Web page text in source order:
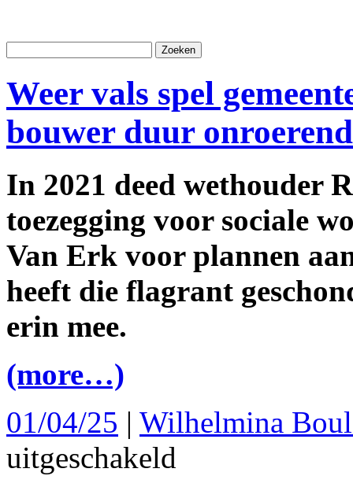
Weer vals spel
bouwer duur
In 2021 deed wethouder
toezegging voor sociale
Van Erk voor plannen
heeft die flagrant
erin mee.
(more…)
01/04/25 | Wilhelmina
uitgeschakeld